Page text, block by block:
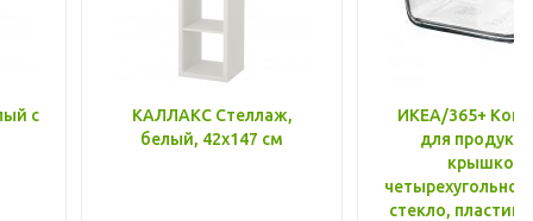
с
КАЛЛАКС Стеллаж,
белый, 42x147 см
ИКЕА/365+
для
крышкой,
стекло, пластик